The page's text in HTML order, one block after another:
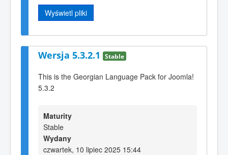
Wyświetl pliki
Wersja 5.3.2.1 Stable
This is the Georgian Language Pack for Joomla!
5.3.2
Maturity
Stable
Wydany
czwartek, 10 lipiec 2025 15:44